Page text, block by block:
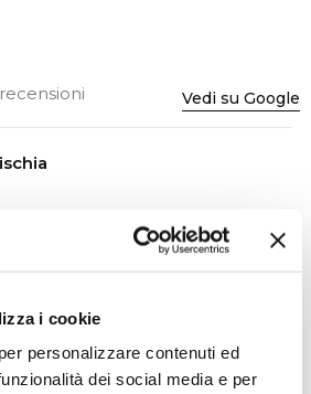
i cookie
personalizzare contenuti ed
dei social media e per
Vedi su Google
Bose usato e ne sono
di qualità e buoni prezzi.